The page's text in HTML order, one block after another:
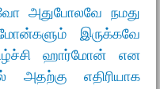
அதுபோலவே நமது
இருக்கவே
ஹார்மோன் என
அதற்கு எதிரியாக